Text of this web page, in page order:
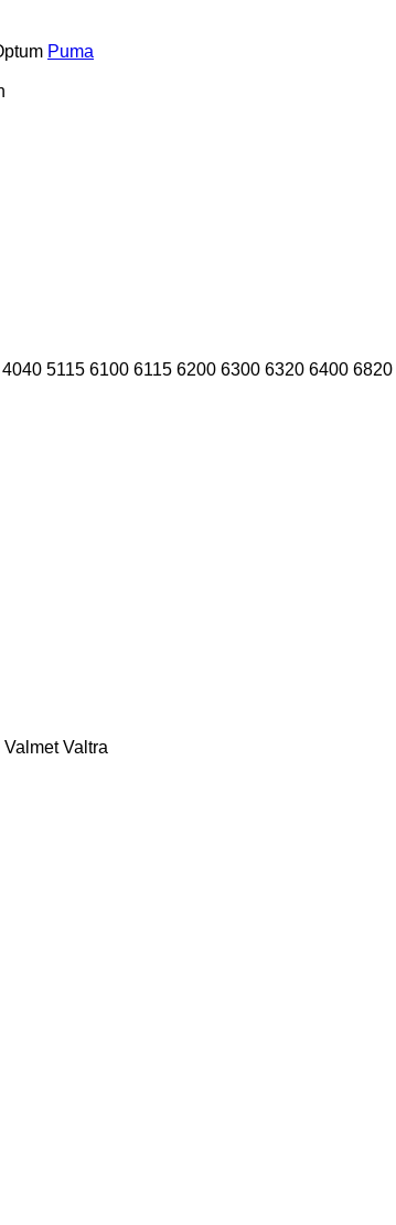
Puma
4040 5115 6100 6115 6200 6300 6320 6400 6820
Valmet Valtra